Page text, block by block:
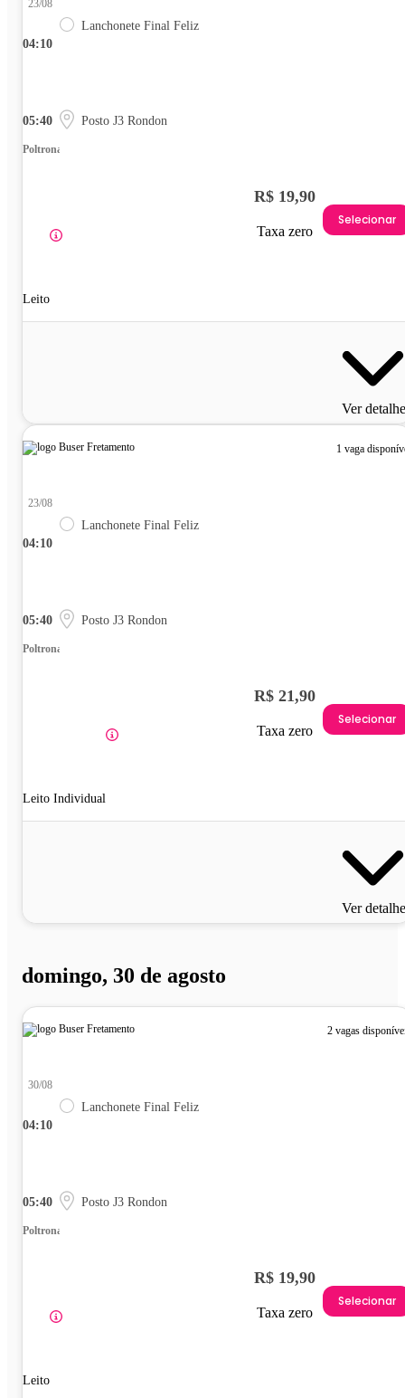
04:10
23/08
Lanchonete Final Feliz
05:40 Posto J3 Rondon
Poltrona
Leito
R$ 19,90
Taxa zero
Selecionar
Ver
1 vaga
04:10
23/08
Lanchonete Final Feliz
05:40 Posto J3 Rondon
Poltrona
Leito Individual
R$ 21,90
Taxa zero
Selecionar
Ver
domingo, 30 de agosto
2 vagas
04:10
30/08
Lanchonete Final Feliz
05:40 Posto J3 Rondon
Poltrona
Leito
R$ 19,90
Taxa zero
Selecionar